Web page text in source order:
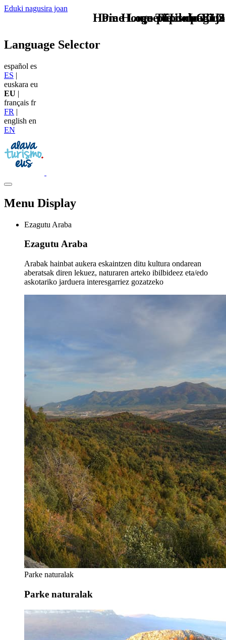
Eduki nagusira joan
TU - LOGO
Language Selector
español es
ES |
euskara eu
EU |
français fr
FR |
english en
EN
Menu Display
Ezagutu Araba
Ezagutu Araba
Arabak hainbat aukera eskaintzen ditu kultura ondarean
aberatsak diren lekuez, naturaren arteko ibilbideez eta/edo
askotariko jarduera interesgarriez gozatzeko
Parke naturalak
Parke naturalak
que tipo de viaje
Home Logo pie de página
Pie Home Turismo EUS